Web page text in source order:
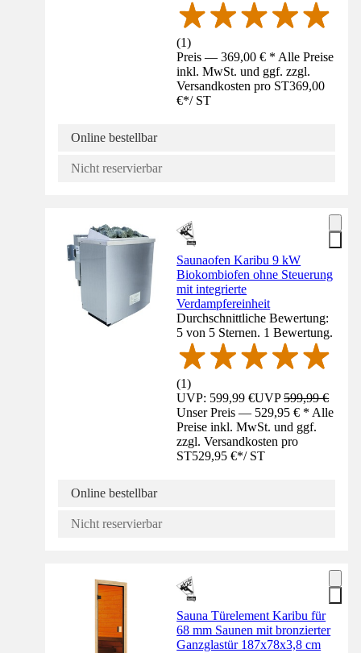
(1)
Preis — 369,00 € * Alle Preise
inkl. MwSt. und ggf. zzgl.
Versandkosten pro ST369,00
€*/ ST
Online bestellbar
Nicht reservierbar
Saunaofen Karibu 9 kW
Biokombiofen ohne Steuerung
mit integrierte
Verdampfereinheit
Durchschnittliche Bewertung:
5 von 5 Sternen. 1 Bewertung.
(1)
UVP: 599,99 €UVP599,99 €
Unser Preis — 529,95 € * Alle
Preise inkl. MwSt. und ggf.
zzgl. Versandkosten pro
ST529,95 €*/ ST
Online bestellbar
Nicht reservierbar
Sauna Türelement Karibu für
68 mm Saunen mit bronzierter
Ganzglastür 187x78x3,8 cm